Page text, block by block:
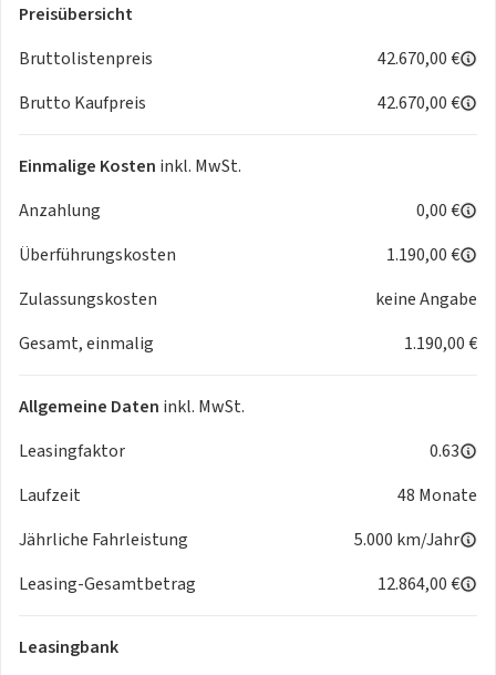
- Regensensor mit Wischautomatik
Auto™
- ALLURE Außenausstattung
Multimedia-Bedienelementen
- Peugeot i-Cockpit® mit 10" konfigurierbarem digitalen
Display
Heckscheibe beheizt.
- und viele mehr
Bitte fragen Sie das Fahrzeug nur bei wirklichem
Interesse an.
Preisübersicht
Bruttolistenpreis
42.670,00 €
Brutto Kaufpreis
42.670,00 €
Einmalige Kosten inkl. MwSt.
Anzahlung
0,00 €
Überführungskosten
1.190,00 €
Zulassungskosten
keine Angabe
Gesamt, einmalig
1.190,00 €
Allgemeine Daten inkl. MwSt.
Leasingfaktor
0.63
Laufzeit
48 Monate
Jährliche Fahrleistung
5.000 km/Jahr
Leasing-Gesamtbetrag
12.864,00 €
Leasingbank